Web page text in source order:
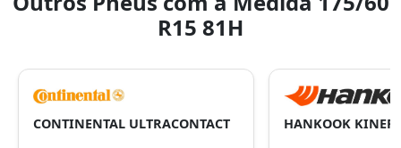
R15 81H
CONTINENTAL ULTRACONTACT HANKOOK